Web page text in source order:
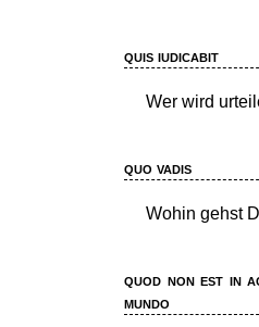
quis iudicabit
Wer wird
quo vadis
Wohin gehst
quod non est in
mundo